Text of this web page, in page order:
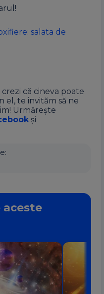
salata de
că cineva poate
el, te invităm să ne
Urmărește
și